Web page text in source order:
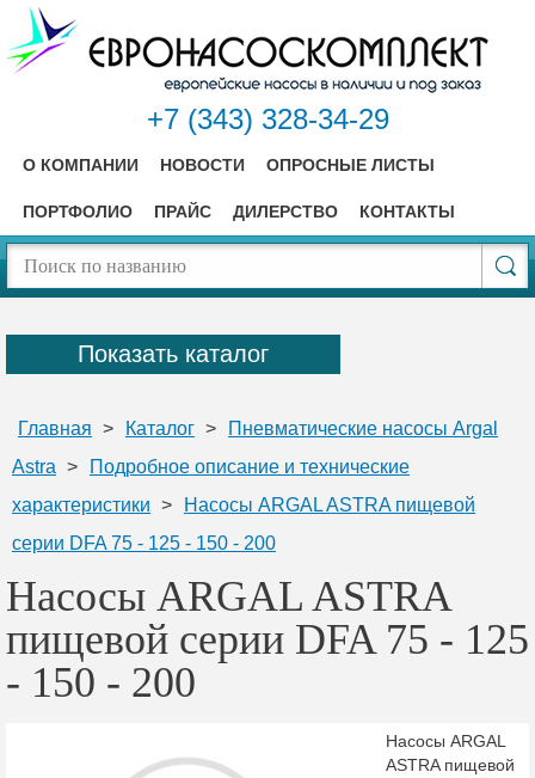
+7 (343) 328-34-29
О КОМПАНИИ НОВОСТИ ОПРОСНЫЕ ЛИСТЫ
ПОРТФОЛИО ПРАЙС ДИЛЕРСТВО КОНТАКТЫ
Показать каталог
Главная > Каталог >
Пневматические насосы Argal
Astra >
Подробное описание и технические
характеристики >
Насосы ARGAL ASTRA пищевой
серии DFA 75 - 125 - 150 - 200
Насосы ARGAL ASTRA
пищевой серии DFA 75 - 125
- 150 - 200
Насосы ARGAL
ASTRA пищевой